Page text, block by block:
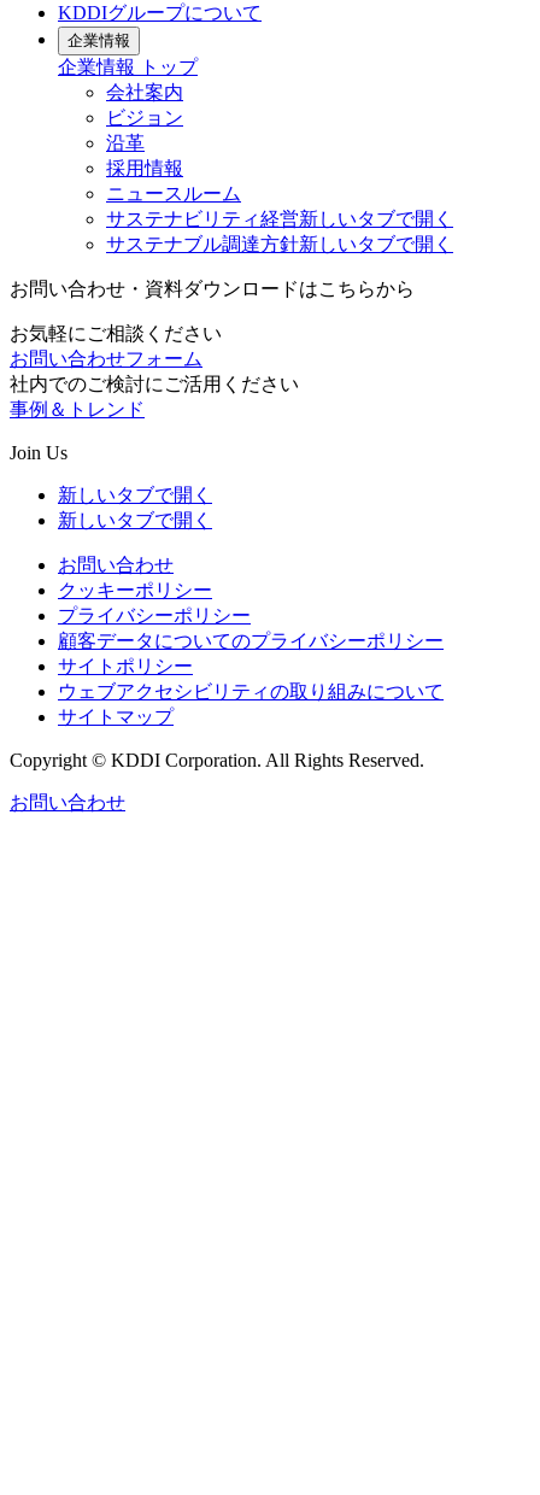
KDDIグループについて
企業情報
企業情報
トップ
会社案内
ビジョン
沿革
採用情報
ニュースルーム
サステナビリティ経営新しいタブで開く
サステナブル調達方針新しいタブで開く
お問い合わせ・資料ダウンロードはこちらから
お気軽にご相談ください
お問い合わせフォーム
社内でのご検討にご活用ください
事例＆トレンド
Join Us
新しいタブで開く
新しいタブで開く
お問い合わせ
クッキーポリシー
プライバシーポリシー
顧客データについてのプライバシーポリシー
サイトポリシー
ウェブアクセシビリティの取り組みについて
サイトマップ
Copyright © KDDI Corporation. All Rights Reserved.
お問い合わせ